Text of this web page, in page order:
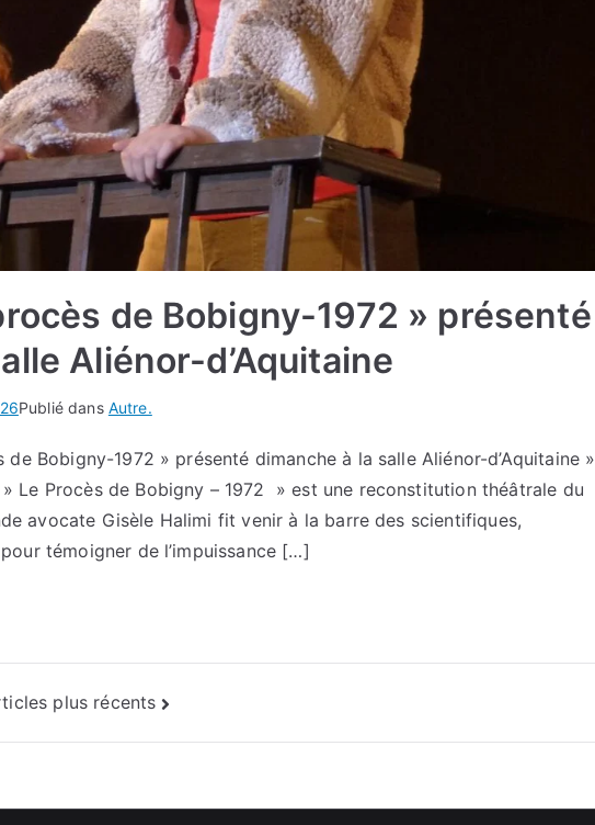
de Bobigny-1972 » présenté
Aliénor-d’Aquitaine
Publié dans Autre.
Bobigny-1972 » présenté dimanche à la salle Aliénor-d’Aquitaine »
Le Procès de Bobigny – 1972 » est une reconstitution théâtrale du
avocate Gisèle Halimi fit venir à la barre des scientifiques,
témoigner de l’impuissance […]
plus récents